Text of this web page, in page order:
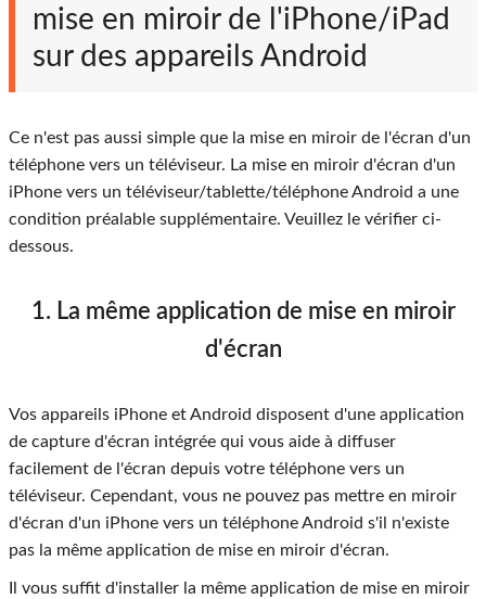
mise en miroir de l'iPhone/iPad
sur des appareils Android
Ce n'est pas aussi simple que la mise en miroir de l'écran d'un
téléphone vers un téléviseur. La mise en miroir d'écran d'un
iPhone vers un téléviseur/tablette/téléphone Android a une
condition préalable supplémentaire. Veuillez le vérifier ci-
dessous.
1. La même application de mise en miroir
d'écran
Vos appareils iPhone et Android disposent d'une application
de capture d'écran intégrée qui vous aide à diffuser
facilement de l'écran depuis votre téléphone vers un
téléviseur. Cependant, vous ne pouvez pas mettre en miroir
d'écran d'un iPhone vers un téléphone Android s'il n'existe
pas la même application de mise en miroir d'écran.
Il vous suffit d'installer la même application de mise en miroir